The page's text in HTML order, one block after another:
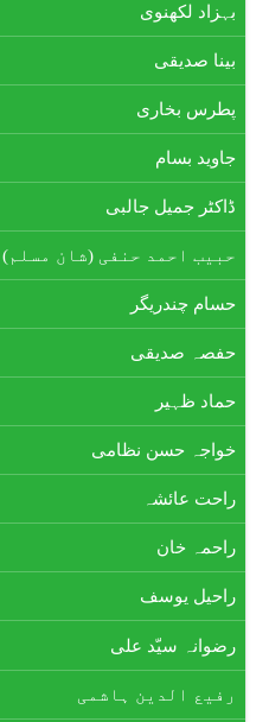
بہزاد لکھنوی
بینا صدیقی
پطرس بخاری
جاوید بسام
ڈاکٹر جمیل جالبی
حبیب احمد حنفی (شان مسلم)۔
حسام چندریگر
حفصہ صدیقی
حماد ظہیر
خواجہ حسن نظامی
راحت عائشہ
راحمہ خان
راحیل یوسف
رضوانہ سیّد علی
رفیع الدین ہاشمی